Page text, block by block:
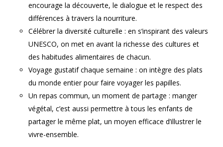
encourage la découverte, le dialogue et le respect des
différences à travers la nourriture.
Célébrer la diversité culturelle : en s’inspirant des valeurs
UNESCO, on met en avant la richesse des cultures et
des habitudes alimentaires de chacun.
Voyage gustatif chaque semaine : on intègre des plats
du monde entier pour faire voyager les papilles.
Un repas commun, un moment de partage : manger
végétal, c’est aussi permettre à tous les enfants de
partager le même plat, un moyen efficace d’illustrer le
vivre-ensemble.